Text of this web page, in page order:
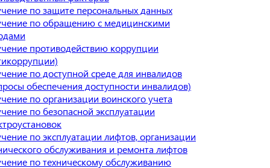
по защите персональных данных
по обращению с медицинскими
противодействию коррупции
по доступной среде для инвалидов
обеспечения доступности инвалидов)
по организации воинского учета
по безопасной эксплуатации
по эксплуатации лифтов, организации
обслуживания и ремонта лифтов
по техническому обслуживанию